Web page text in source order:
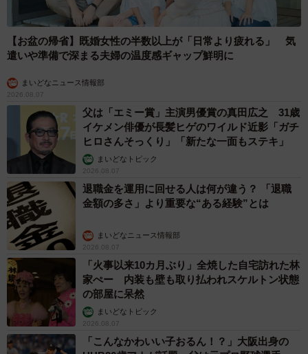
【ビフォー】ワンパンマンのタツマキ（提供画像）
【お盆の帰省】既婚女性の半数以上が「日常より疲れる」 気
遣いや準備で深まる夫婦の温度感ギャップ鮮明に
まいどなニュース情報部
2026.08.07
父は「エミー賞」主演男優賞の真田広之 31歳
イケメン俳優が長髪ヒゲのワイルド近影「ガチ
ヒロさんそっくり」「新たな一面もステキ」
まいどなトピック
2026.08.07
退職金を運用に回せる人は何が違う？ 「退職
金額の多さ」より重要な“ある経験”とは
まいどなニュース情報部
2026.08.07
「火事以来10カ月ぶり」全焼した自宅訪れた林
家ぺー 内装も壁も取り払われスケルトン状態
の部屋に呆然
まいどなトピック
2026.08.07
「こんなかわいい子おるん！？」大阪出身の